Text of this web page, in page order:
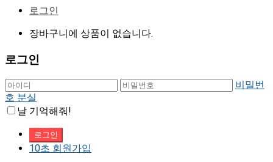
로그인
장바구니에 상품이 없습니다.
로그인
비밀번
호 분실
날 기억해줘!
10초 회원가입